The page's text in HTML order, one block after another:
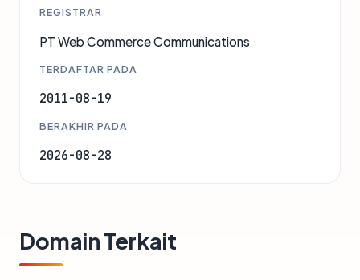
REGISTRAR
PT Web Commerce Communications
TERDAFTAR PADA
2011-08-19
BERAKHIR PADA
2026-08-28
Domain Terkait